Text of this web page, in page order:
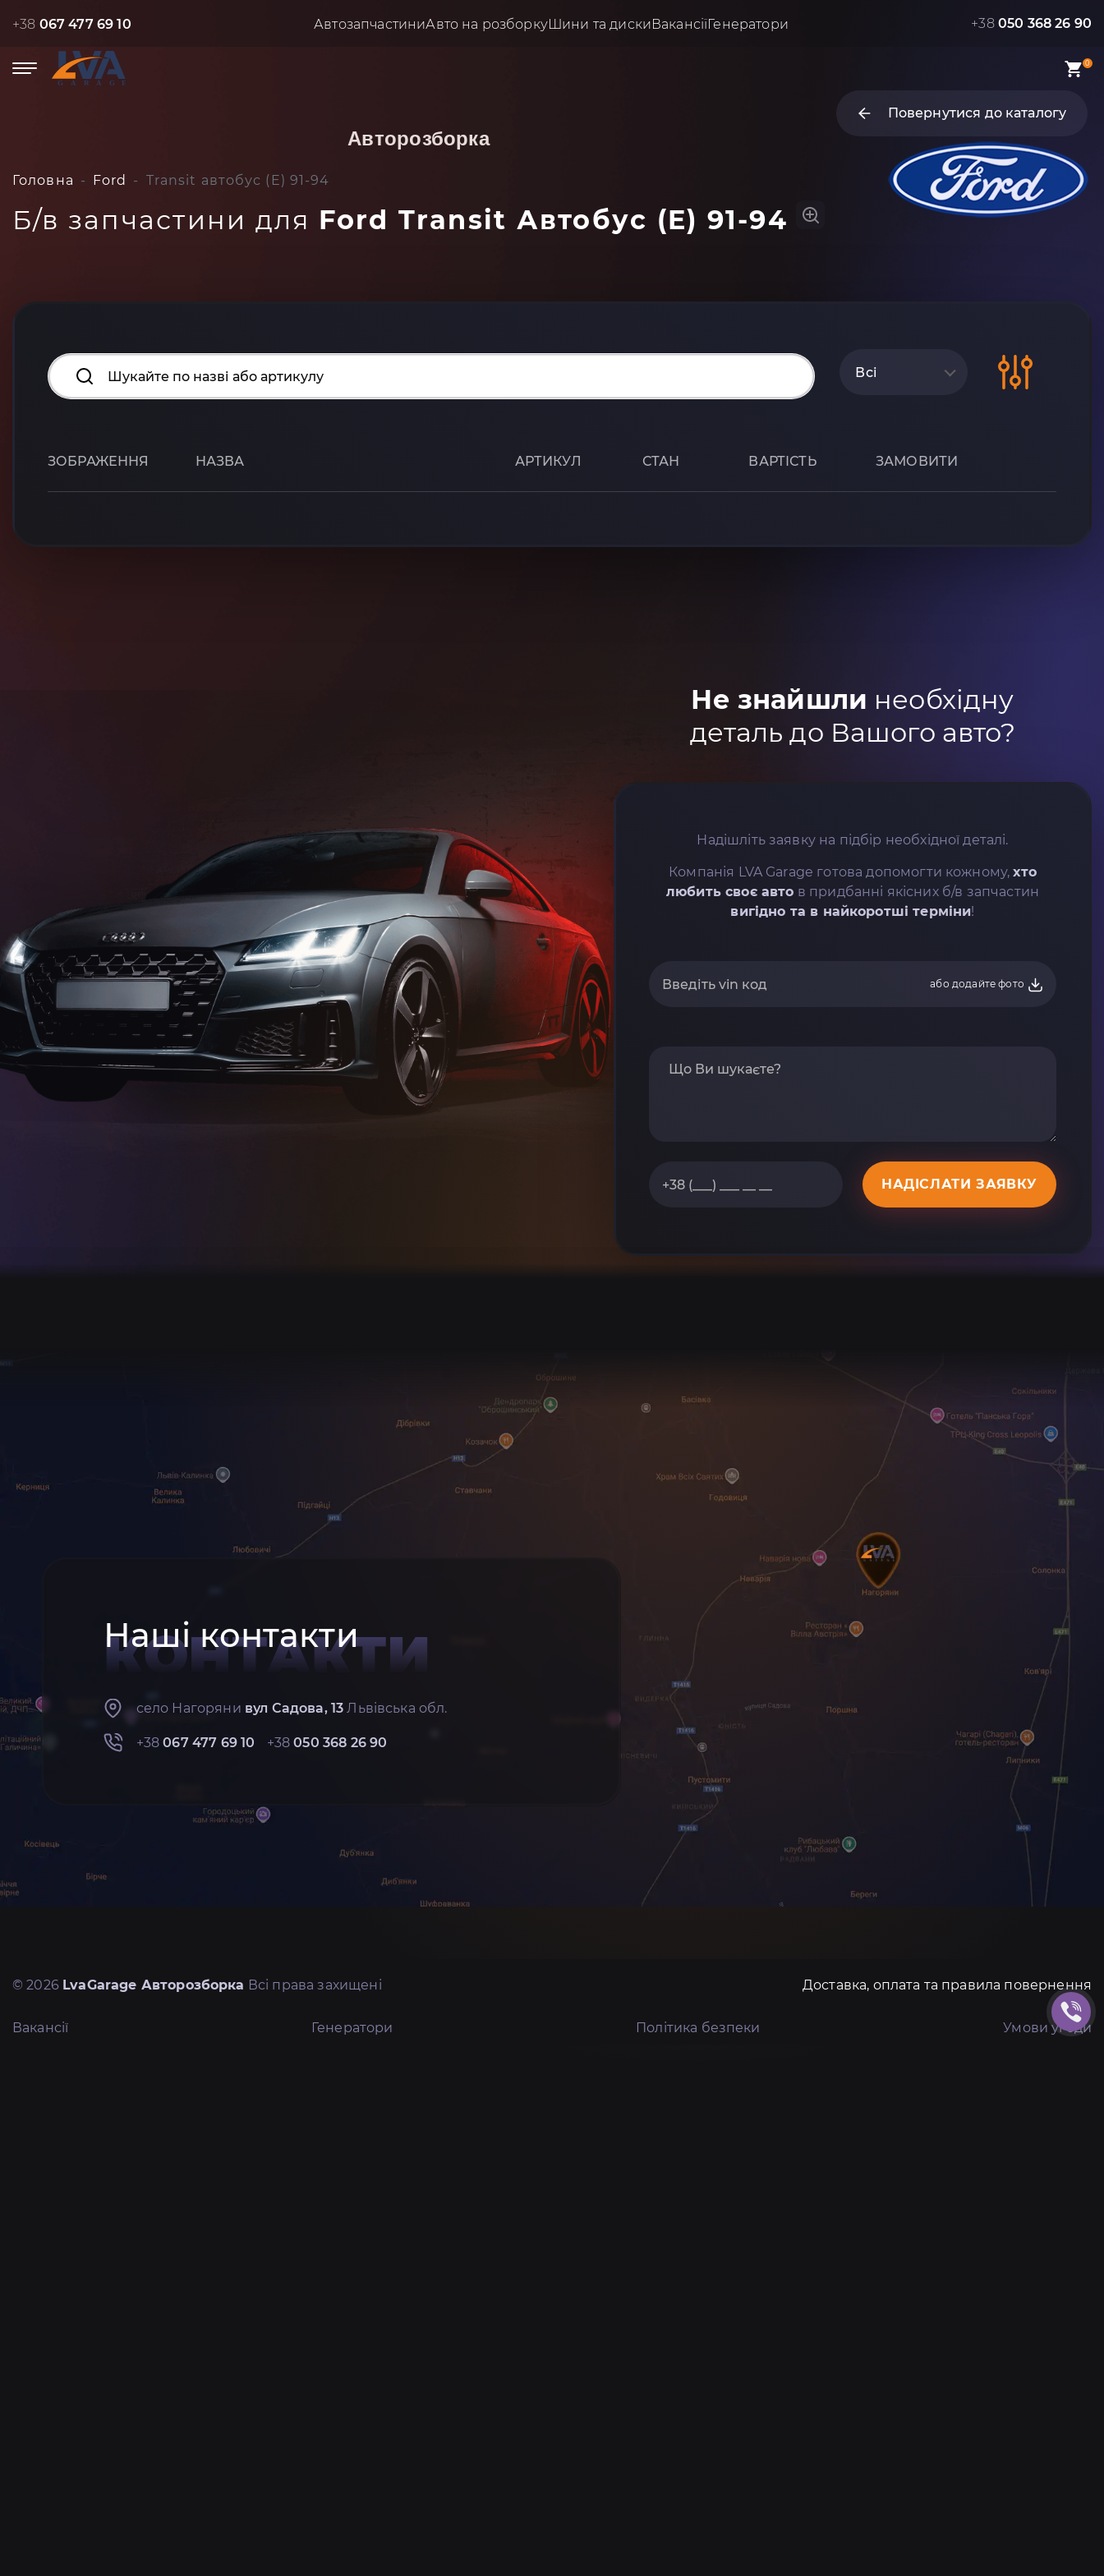
+38 067 477 69 10 АвтозапчастиниАвто на розборкуШини та дискиВакансіїГенератори +38 050 368 26 90
0
Повернутися до каталогу
Авторозборка
Головна Ford Transit автобус (E) 91-94
Б/в запчастини для Ford Transit Автобус (E) 91-94
Всі
ЗОБРАЖЕННЯ НАЗВА АРТИКУЛ СТАН ВАРТІСТЬ ЗАМОВИТИ
Не знайшли необхідну
деталь до Вашого авто?
Надішліть заявку на підбір необхідної деталі.
Компанія LVA Garage готова допомогти кожному,хто
любить своє авто в придбанні якісних б/в запчастин
вигідно та в найкоротші терміни!
або додайте фото
НАДІСЛАТИ ЗАЯВКУ
Наші контакти
КОНТАКТИ
село Нагоряни вул Садова, 13 Львівська обл.
+38067 477 69 10 +38050 368 26 90
© 2026 LvaGarage Авторозборка Всі права захищені Доставка, оплата та правила повернення
Вакансії Генератори Політика безпеки Умови угоди